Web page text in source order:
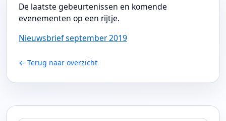
De laatste gebeurtenissen en komende
evenementen op een rijtje.
Nieuwsbrief september 2019
← Terug naar overzicht